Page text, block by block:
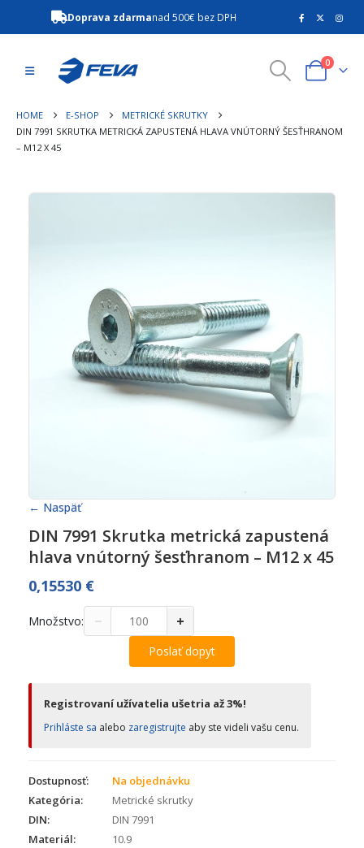
Doprava zdarmanad 500€ bez DPH
0
HOME E-SHOP
METRICKÉ SKRUTKY
DIN 7991 SKRUTKA METRICKÁ ZAPUSTENÁ HLAVA VNÚTORNÝ ŠESŤHRANOM
– M12 X 45
← Naspäť
DIN 7991 Skrutka metrická zapustená
hlava vnútorný šesťhranom – M12 x 45
0,15530 €
Množstvo: − +
Poslať dopyt
Registrovaní užívatelia ušetria až 3%!
Prihláste sa alebo zaregistrujte aby ste videli vašu cenu.
Dostupnosť:
Na objednávku
Kategória:
Metrické skrutky
DIN:
DIN 7991
Materiál:
10.9